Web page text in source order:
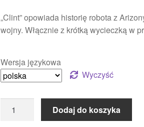
„Clint” opowiada historię robota z
wojny. Włącznie z krótką wycieczką w
Wersja językowa
Wyczyść
Dodaj do koszyka